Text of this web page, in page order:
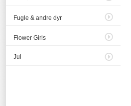
Fugle & andre dyr
Flower Girls
Jul